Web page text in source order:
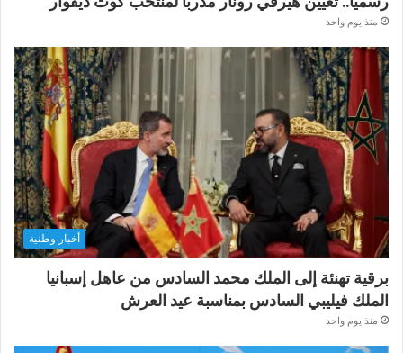
منذ يوم واحد
أخبار وطنية
برقية تهنئة إلى الملك محمد السادس من عاهل إسبانيا
الملك فيليبي السادس بمناسبة عيد العرش
منذ يوم واحد